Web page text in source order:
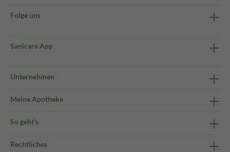
Folge uns
Sanicare App
Unternehmen
Meine Apotheke
So geht's
Rechtliches